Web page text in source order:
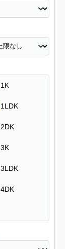
1K
1LDK
2DK
3K
3LDK
4DK